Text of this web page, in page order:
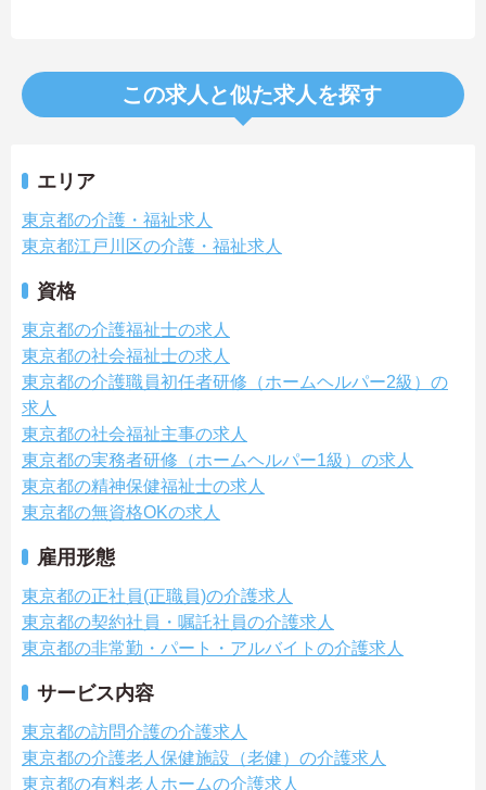
この求人と似た求人を探す
エリア
東京都の介護・福祉求人
東京都江戸川区の介護・福祉求人
資格
東京都の介護福祉士の求人
東京都の社会福祉士の求人
東京都の介護職員初任者研修（ホームヘルパー2級）の
求人
東京都の社会福祉主事の求人
東京都の実務者研修（ホームヘルパー1級）の求人
東京都の精神保健福祉士の求人
東京都の無資格OKの求人
雇用形態
東京都の正社員(正職員)の介護求人
東京都の契約社員・嘱託社員の介護求人
東京都の非常勤・パート・アルバイトの介護求人
サービス内容
東京都の訪問介護の介護求人
東京都の介護老人保健施設（老健）の介護求人
東京都の有料老人ホームの介護求人